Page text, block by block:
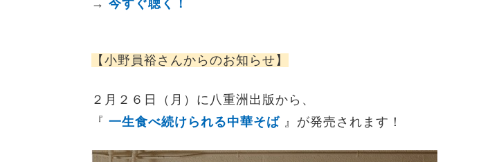
→ 今すぐ聴く！
【小野員裕さんからのお知らせ】
２月２６日（月）に八重洲出版から、
『 一生食べ続けられる中華そば 』が発売されます！